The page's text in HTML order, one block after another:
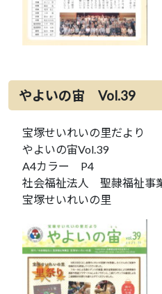
やよいの宙 Vol.39
宝塚せいれいの里だより
やよいの宙Vol.39
A4カラー P4
社会福祉法人 聖隷福祉事
宝塚せいれいの里